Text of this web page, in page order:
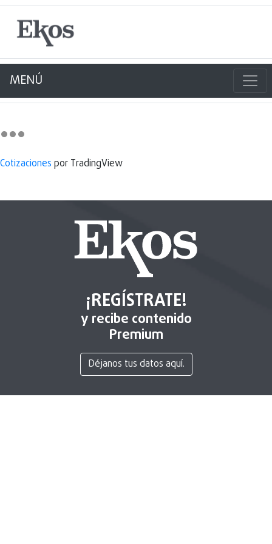
MENÚ
Cotizaciones por TradingView
¡REGÍSTRATE!
y recibe contenido
Premium
Déjanos tus datos aquí.